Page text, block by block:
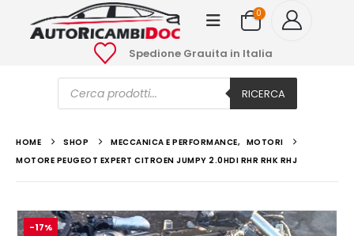
0
Spedione Grauita in Italia
Ricerca
prodotti RICERCA
HOME SHOP MECCANICA E PERFORMANCE, MOTORI
MOTORE PEUGEOT EXPERT CITROEN JUMPY 2.0HDI RHR RHK RHJ
-17%